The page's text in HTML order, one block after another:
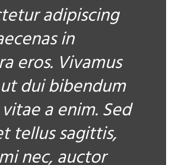
adipiscing
in
eros. Vivamus
dui bibendum
a enim. Sed
tellus sagittis,
nec, auctor